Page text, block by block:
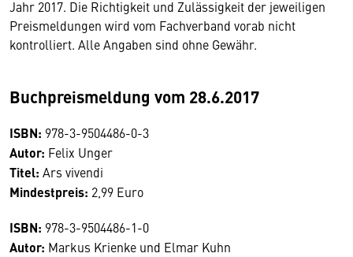
Jahr 2017. Die Richtigkeit und Zulässigkeit der jeweiligen
Preismeldungen wird vom Fachverband vorab nicht
kontrolliert. Alle Angaben sind ohne Gewähr.
Buchpreismeldung vom 28.6.2017
ISBN: 978-3-9504486-0-3
Autor: Felix Unger
Titel: Ars vivendi
Mindestpreis: 2,99 Euro
ISBN: 978-3-9504486-1-0
Autor: Markus Krienke und Elmar Kuhn